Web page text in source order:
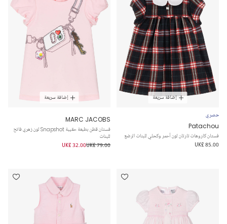
إضافة سريعة
حصري
Patachou
فستان كاروهات تارتان لون أحمر وكحلي للبنات الرضع
UK£ 85.00
إضافة سريعة
MARC JACOBS
فستان قطن بطبعة حقيبة Snapshot لون زهري فاتح
للبنات
UK£ 79.00
UK£ 32.00